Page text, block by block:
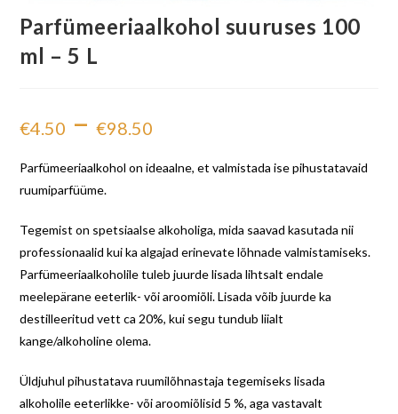
Parfümeeriaalkohol suuruses 100
ml – 5 L
€4.50 – €98.50
Parfümeeriaalkohol on ideaalne, et valmistada ise pihustatavaid
ruumiparfüüme.
Tegemist on spetsiaalse alkoholiga, mida saavad kasutada nii
professionaalid kui ka algajad erinevate lõhnade valmistamiseks.
Parfümeeriaalkoholile tuleb juurde lisada lihtsalt endale
meelepärane eeterlik- või aroomiõli. Lisada võib juurde ka
destilleeritud vett ca 20%, kui segu tundub liialt
kange/alkoholine olema.
Üldjuhul pihustatava ruumilõhnastaja tegemiseks lisada
alkoholile eeterlikke- või aroomiõlisid 5 %, aga vastavalt